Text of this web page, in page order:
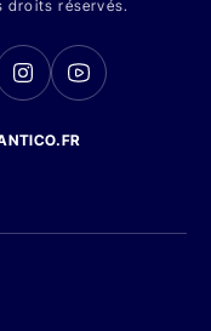
droits réservés.